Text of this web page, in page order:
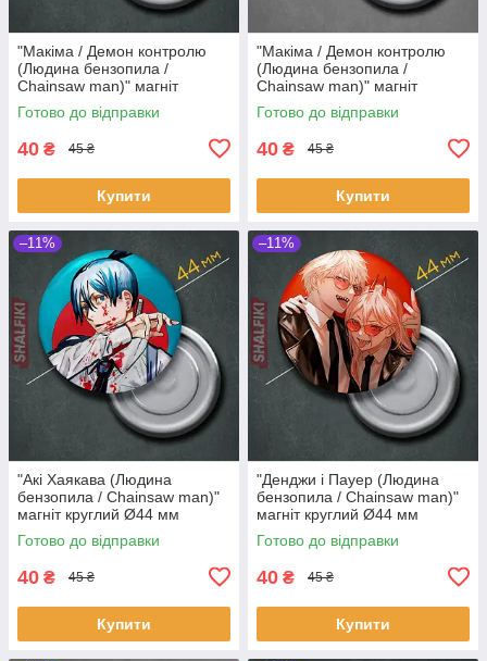
"Макіма / Демон контролю
(Людина бензопила /
Chainsaw man)" магніт
круглий Ø44 мм
Готово до відправки
40 ₴ 45 ₴
Купити
"Макіма / Демон контролю
(Людина бензопила /
Chainsaw man)" магніт
круглий Ø44 мм
Готово до відправки
40 ₴ 45 ₴
Купити
–11%
"Акі Хаякава (Людина
бензопила / Chainsaw man)"
магніт круглий Ø44 мм
Готово до відправки
40 ₴ 45 ₴
Купити
–11%
"Денджи і Пауер (Людина
бензопила / Chainsaw man)"
магніт круглий Ø44 мм
Готово до відправки
40 ₴ 45 ₴
Купити